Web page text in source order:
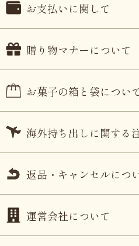
お支払いに関して
贈り物マナーについて
お菓子の箱と袋につい
海外持ち出しに関する
返品・キャンセルにつ
運営会社について